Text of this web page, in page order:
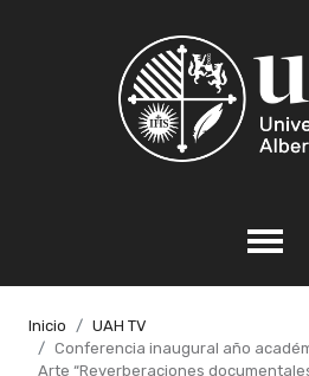
Inicio
UAH TV
Conferencia inaugural año
Arte “Reverberaciones